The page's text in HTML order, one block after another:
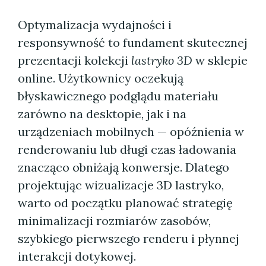
Optymalizacja wydajności i
responsywność to fundament skutecznej
prezentacji kolekcji lastryko 3D w sklepie
online. Użytkownicy oczekują
błyskawicznego podglądu materiału
zarówno na desktopie, jak i na
urządzeniach mobilnych — opóźnienia w
renderowaniu lub długi czas ładowania
znacząco obniżają konwersje. Dlatego
projektując wizualizacje 3D lastryko,
warto od początku planować strategię
minimalizacji rozmiarów zasobów,
szybkiego pierwszego renderu i płynnej
interakcji dotykowej.